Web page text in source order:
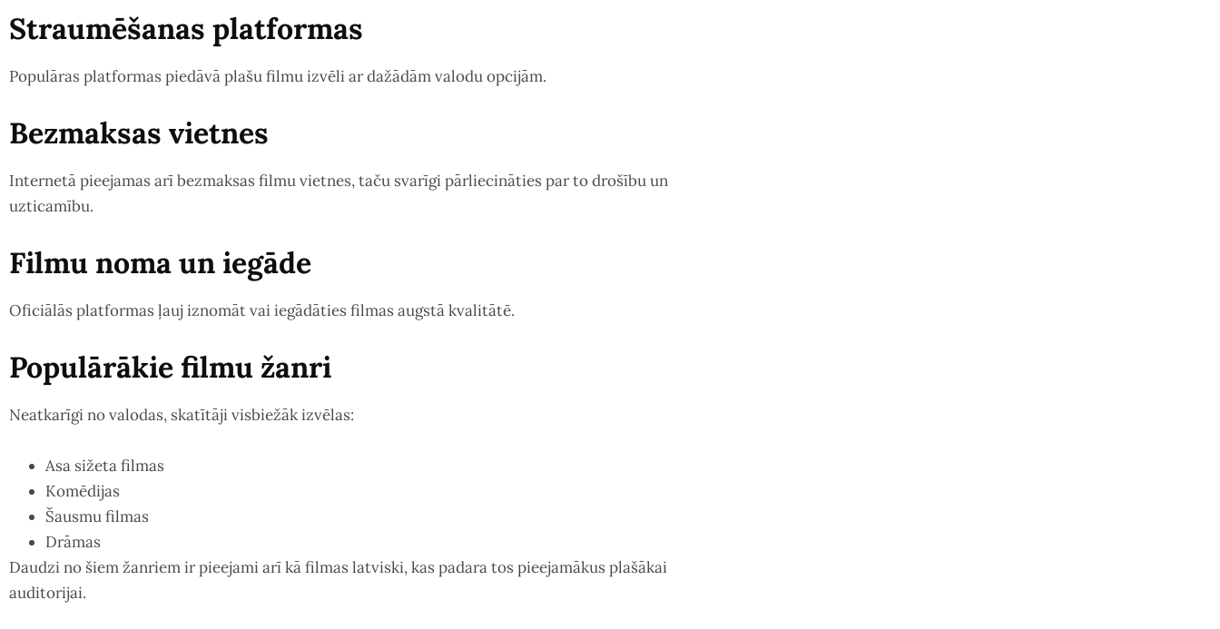
Straumēšanas platformas
Populāras platformas piedāvā plašu filmu izvēli ar dažādām valodu opcijām.
Bezmaksas vietnes
Internetā pieejamas arī bezmaksas filmu vietnes, taču svarīgi pārliecināties par to drošību un
uzticamību.
Filmu noma un iegāde
Oficiālās platformas ļauj iznomāt vai iegādāties filmas augstā kvalitātē.
Populārākie filmu žanri
Neatkarīgi no valodas, skatītāji visbiežāk izvēlas:
Asa sižeta filmas
Komēdijas
Šausmu filmas
Drāmas
Daudzi no šiem žanriem ir pieejami arī kā filmas latviski, kas padara tos pieejamākus plašākai
auditorijai.